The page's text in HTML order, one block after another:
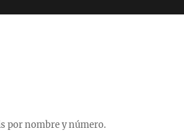
por nombre y número.